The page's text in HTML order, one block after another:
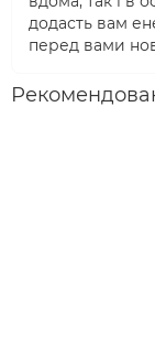
додасть вам
перед вами